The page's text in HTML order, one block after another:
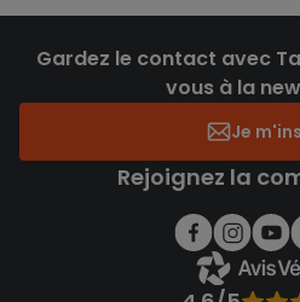
Gardez le contact avec
vous à la
Je
Rejoignez la